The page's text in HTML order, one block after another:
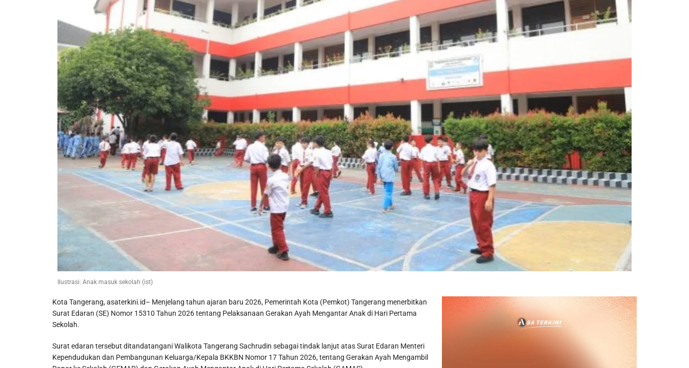
Ilustrasi: Anak masuk sekolah (ist)
Kota Tangerang, asaterkini.id– Menjelang tahun ajaran baru 2026, Pemerintah Kota (Pemkot) Tangerang menerbitkan
Surat Edaran (SE) Nomor 15310 Tahun 2026 tentang Pelaksanaan Gerakan Ayah Mengantar Anak di Hari Pertama
Sekolah.
Surat edaran tersebut ditandatangani Walikota Tangerang Sachrudin sebagai tindak lanjut atas Surat Edaran Menteri
Kependudukan dan Pembangunan Keluarga/Kepala BKKBN Nomor 17 Tahun 2026, tentang Gerakan Ayah Mengambil